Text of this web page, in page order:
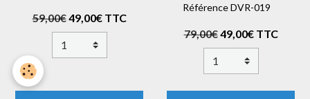
59,00€49,00€ TTC
Référence DVR-019
79,00€49,00€ TTC